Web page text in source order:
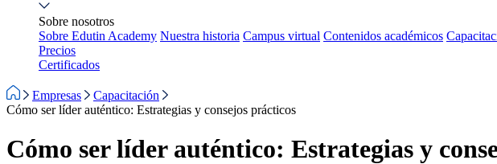
Sobre nosotros
Sobre Edutin Academy Nuestra historia Campus virtual Contenidos académicos
Precios
Certificados
Empresas
Capacitación
Cómo ser líder auténtico: Estrategias y consejos prácticos
Cómo ser líder auténtico: Estrategias y